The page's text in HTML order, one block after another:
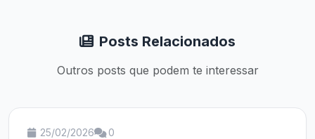
Posts Relacionados
Outros posts que podem te interessar
25/02/2026 0